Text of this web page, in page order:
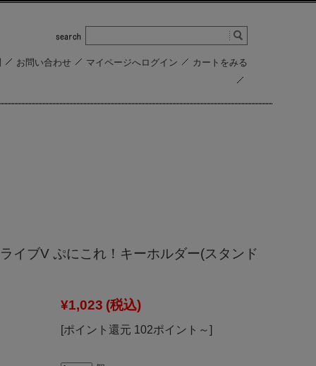
お問い合わせ マイページへログイン カートをみる
イブV ぷにこれ！キーホルダー(スタンド
¥1,023 (税込)
[ポイント還元 102ポイント～]